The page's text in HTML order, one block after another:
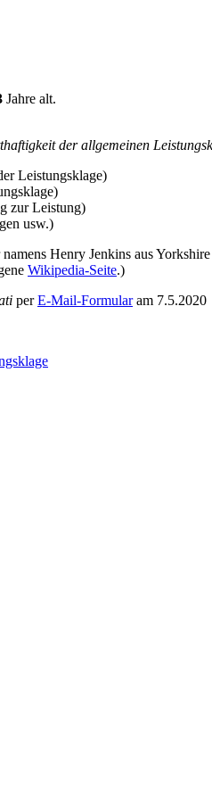
Jahre alt.
der allgemeinen
Leistungsklage)
zur Leistung)
usw.)
Henry Jenkins aus Yorkshire
Wikipedia-Seite.)
perE-Mail-Formularam 7.5.2020